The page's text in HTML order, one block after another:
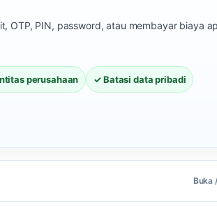
OTP, PIN, password, atau membayar biaya
perusahaan ✓ Batasi data pribadi
Buka